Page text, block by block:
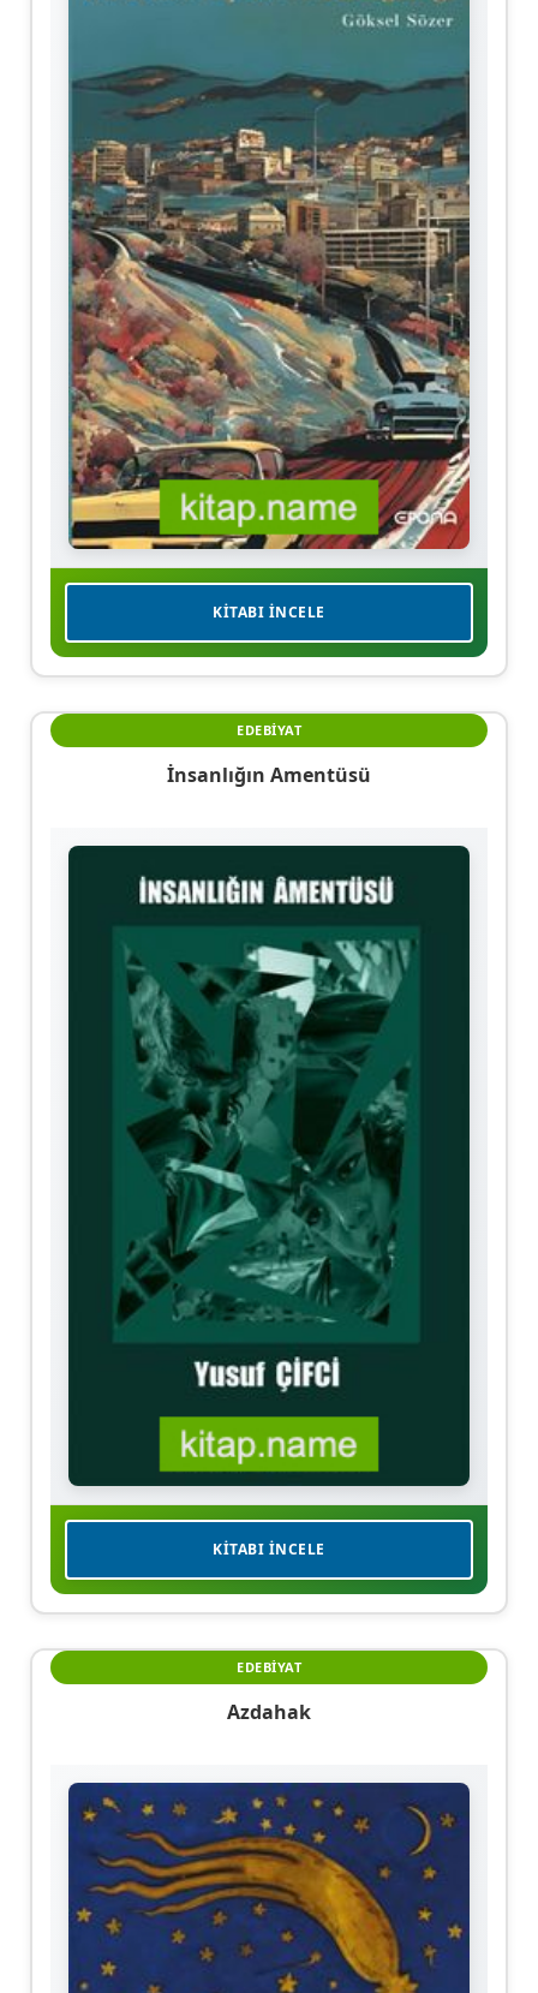
KITABI İNCELE
EDEBIYAT
İnsanlığın Amentüsü
KITABI İNCELE
EDEBIYAT
Azdahak